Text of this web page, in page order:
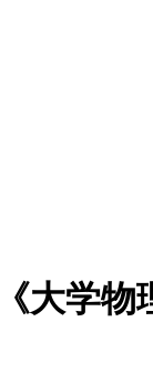
大学物